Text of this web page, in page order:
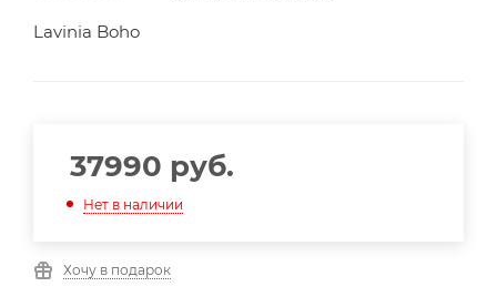
Lavinia Boho
37990 руб.
Нет в наличии
Хочу в подарок